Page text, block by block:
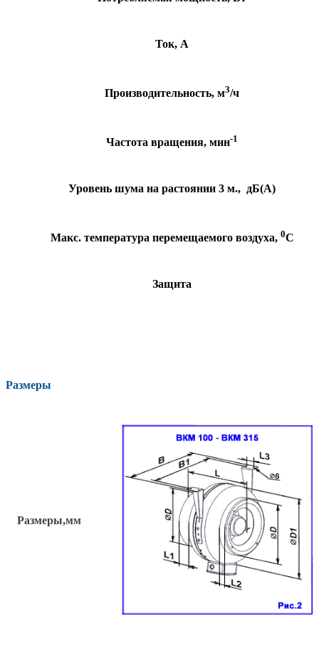
Ток, А
Производительность, м3/ч
Частота вращения, мин-1
Уровень шума на растоянии 3 м., дБ(А)
Макс. температура перемещаемого воздуха, 0С
Защита
Размеры
Размеры,мм